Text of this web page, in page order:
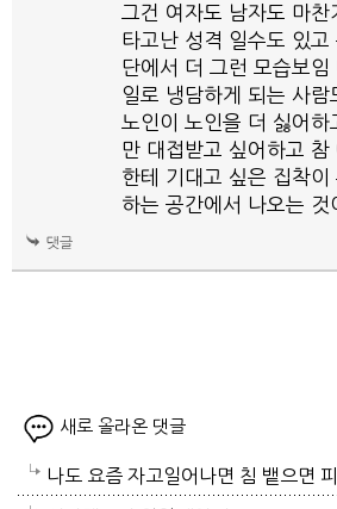
그건 여자도 남자도 마찬
타고난 성격 일수도 있고
단에서 더 그런 모습보임
일로 냉담하게 되는 사람
노인이 노인을 더 싫어하
만 대접받고 싶어하고 참
한테 기대고 싶은 집착이
하는 공간에서 나오는 것
새로 올라온 댓글
나도 요즘 자고일어나면 침 뱉으면